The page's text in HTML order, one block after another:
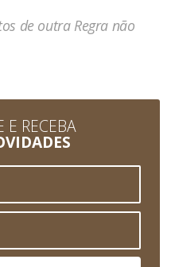
de outra Regra não
E RECEBA